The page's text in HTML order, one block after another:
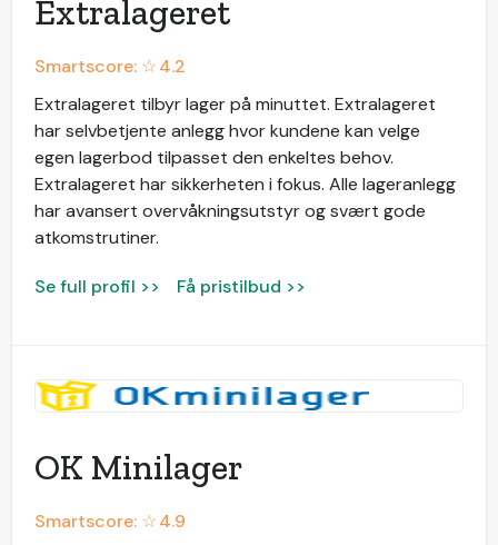
Extralageret
Smartscore: ☆4.2
Extralageret tilbyr lager på minuttet. Extralageret
har selvbetjente anlegg hvor kundene kan velge
egen lagerbod tilpasset den enkeltes behov.
Extralageret har sikkerheten i fokus. Alle lageranlegg
har avansert overvåkningsutstyr og svært gode
atkomstrutiner.
Se full profil >> Få pristilbud >>
OK Minilager
Smartscore: ☆4.9